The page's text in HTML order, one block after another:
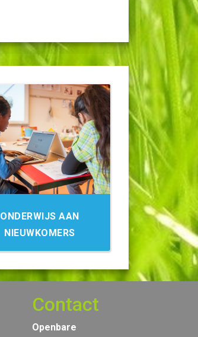
ONDERWIJS AAN
NIEUWKOMERS
Contact
Openbare